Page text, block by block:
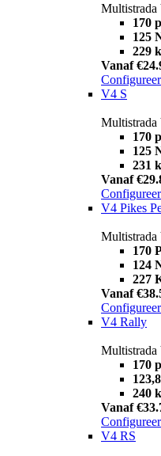
Multistrada
170
125
229
Vanaf
Configureer
V4 S
Multistrada
170
125
231
Vanaf
Configureer
V4 Pikes
Multistrada
170
124
227
Vanaf
Configureer
V4 Rally
170
240
Vanaf
Configureer
V4 RS